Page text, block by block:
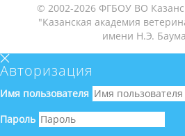
© 2002-2026 ФГБОУ ВО
"Казанская академия
имени Н.Э.
Авторизация
Имя пользователя
Пароль